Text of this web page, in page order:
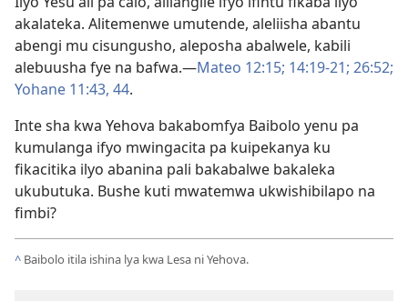
akalateka. Alitemenwe umutende, aleliisha abantu
abengi mu cisungusho, aleposha abalwele, kabili
alebuusha fye na bafwa.—Mateo 12:15; 14:19-21; 26:52;
Yohane 11:43, 44.
Inte sha kwa Yehova bakabomfya Baibolo yenu pa
kumulanga ifyo mwingacita pa kuipekanya ku
fikacitika ilyo abanina pali bakabalwe bakaleka
ukubutuka. Bushe kuti mwatemwa ukwishibilapo na
fimbi?
^ Baibolo itila ishina lya kwa Lesa ni Yehova.